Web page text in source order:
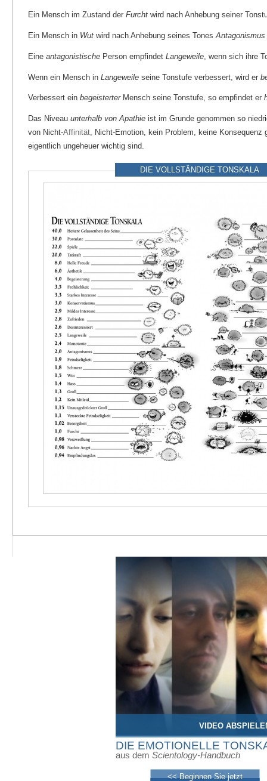
VIDEO
DIE EMOTIONELLE
aus dem Scientology-Handbuch
<< Beginnen Sie jetzt
Ein Mensch im Zustand der Furcht wird nach Anhebung seiner
Ein Mensch in Wut wird nach Anhebung seines Tones Antagonismus
Eine antagonistische Person empfindet Langeweile , wenn sich ihre
Wenn ein Mensch in Langeweile seine Tonstufe verbessert, wird er
Verbessert ein begeisterterMensch seine Tonstufe, so empfindet er
Das Niveau unterhalb von Apathie ist im Grunde genommen so
von Nicht-Affinität, Nicht-Emotion, kein Problem, keine Konsequenz
eigentlich ungeheuer wichtig sind.
DIE VOLLSTÄNDIGE TONSKALA